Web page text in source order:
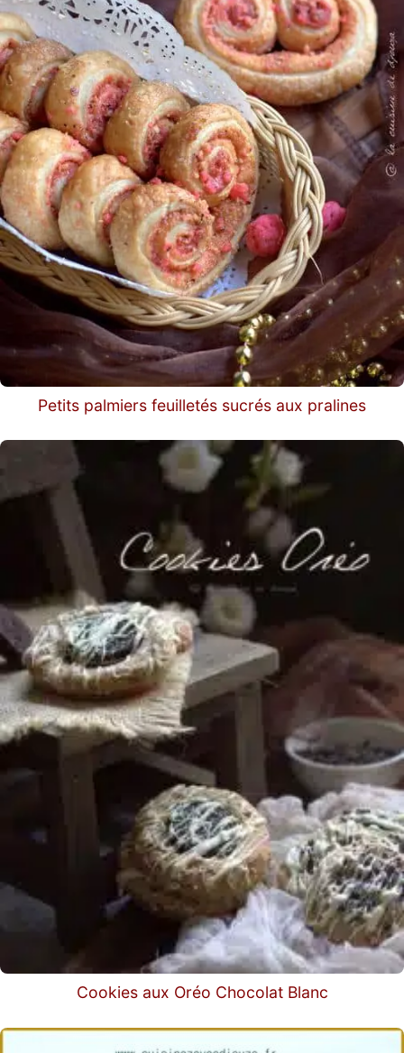
Petits palmiers feuilletés sucrés aux pralines
Cookies aux Oréo Chocolat Blanc